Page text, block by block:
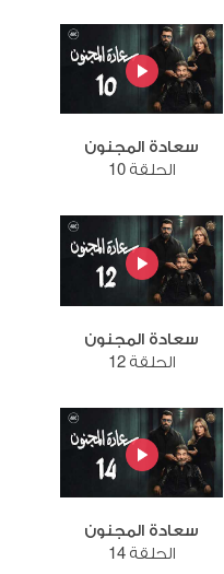
سعادة المجنون
الحلقة 10
سعادة المجنون
الحلقة 12
سعادة المجنون
الحلقة 14